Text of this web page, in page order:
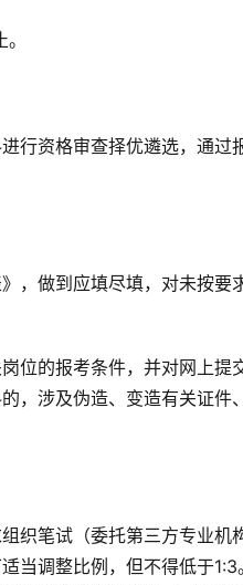
行资格审查择优遴选，通
，做到应填尽填，对未按
位的报考条件，并对网上
，涉及伪造、变造有关证
织笔试（委托第三方专业机
当调整比例，但不得低于